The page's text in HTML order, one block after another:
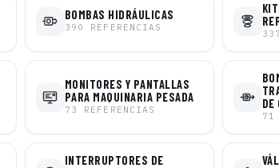
BOMBAS HIDRÁULICAS
390 REFERENCIAS
337
MONITORES Y PANTALLAS
PARA MAQUINARIA PESADA
73 REFERENCIAS
DE
71
INTERRUPTORES DE